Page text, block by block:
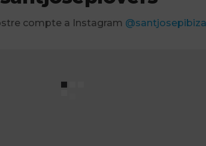
compte a Instagram @santjosepibiza